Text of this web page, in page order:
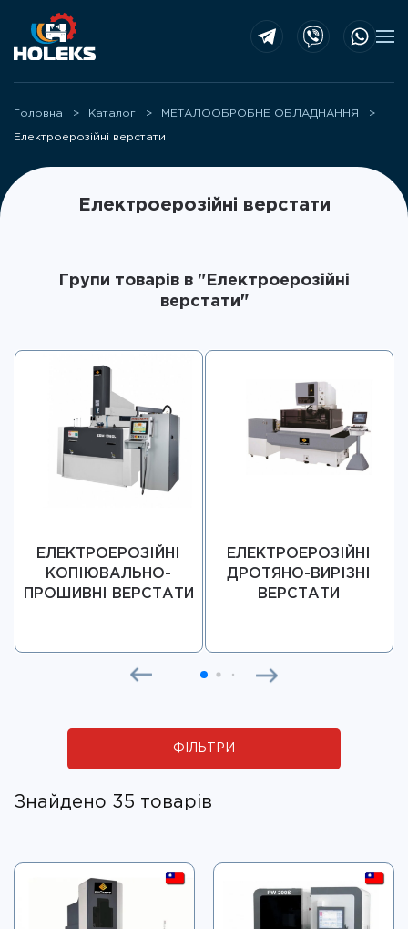
Skip to main content
Головна Каталог МЕТАЛООБРОБНЕ ОБЛАДНАННЯ
Електроерозійні верстати
Електроерозійні верстати
Групи товарів в "Електроерозійні
верстати"
ЕЛЕКТРОЕРОЗІЙНІ
КОПІЮВАЛЬНО-
ПРОШИВНІ ВЕРСТАТИ
ЕЛЕКТРОЕРОЗІЙНІ
ДРОТЯНО-ВИРІЗНІ
ВЕРСТАТИ
ФІЛЬТРИ
Знайдено 35 товарів